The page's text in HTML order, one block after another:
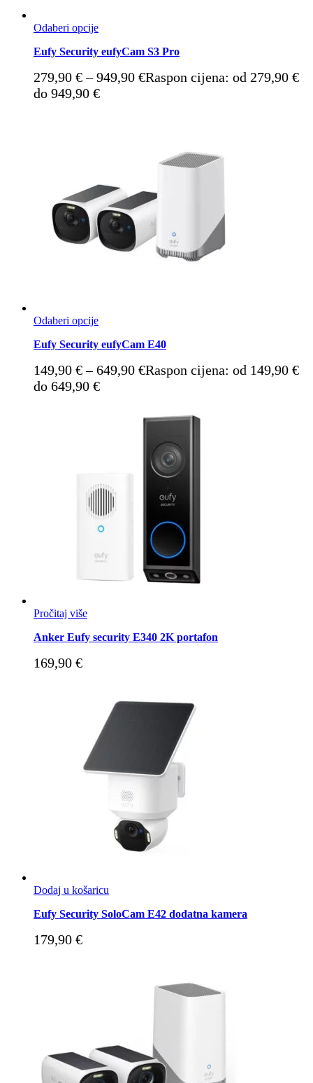
Odaberi opcije
Eufy Security eufyCam S3 Pro
279,90 € – 949,90 €Raspon cijena: od 279,90 €
do 949,90 €
Odaberi opcije
Eufy Security eufyCam E40
149,90 € – 649,90 €Raspon cijena: od 149,90 €
do 649,90 €
Pročitaj više
Anker Eufy security E340 2K portafon
169,90 €
Dodaj u košaricu
Eufy Security SoloCam E42 dodatna kamera
179,90 €